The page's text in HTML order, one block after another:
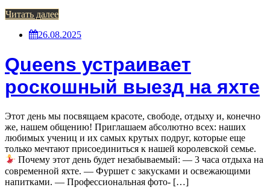
Читать далее
26.08.2025
Queens устраивает
роскошный выезд на яхте
Этот день мы посвящаем красоте, свободе, отдыху и, конечно
же, нашем общению! Приглашаем абсолютно всех: наших
любимых учениц и их самых крутых подруг, которые еще
только мечтают присоединиться к нашей королевской семье.
Почему этот день будет незабываемый: — 3 часа отдыха на
современной яхте. — Фуршет с закусками и освежающими
напитками. — Профессиональная фото- […]